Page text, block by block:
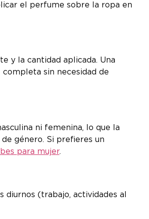
el perfume sobre la ropa en
y la cantidad aplicada. Una
sin necesidad de
ni femenina, lo que la
género. Si prefieres un
para mujer.
(trabajo, actividades al